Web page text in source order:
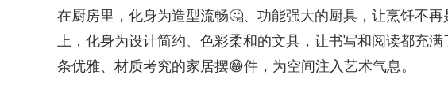
在厨房里，化身为造型流畅🤔、功能强大的厨具，让烹饪不
上，化身为设计简约、色彩柔和的文具，让书写和阅读都充
条优雅、材质考究的家居摆😁件，为空间注入艺术气息。